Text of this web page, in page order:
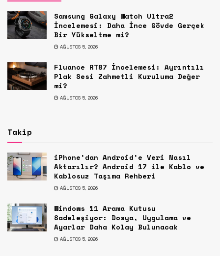
Samsung Galaxy Watch Ultra2
İncelemesi: Daha İnce Gövde Gerçek
Bir Yükseltme mi?
AĞUSTOS 5, 2026
Fluance RT87 İncelemesi: Ayrıntılı
Plak Sesi Zahmetli Kuruluma Değer
mi?
AĞUSTOS 5, 2026
Takip
iPhone’dan Android’e Veri Nasıl
Aktarılır? Android 17 ile Kablo ve
Kablosuz Taşıma Rehberi
AĞUSTOS 5, 2026
Windows 11 Arama Kutusu
Sadeleşiyor: Dosya, Uygulama ve
Ayarlar Daha Kolay Bulunacak
AĞUSTOS 5, 2026